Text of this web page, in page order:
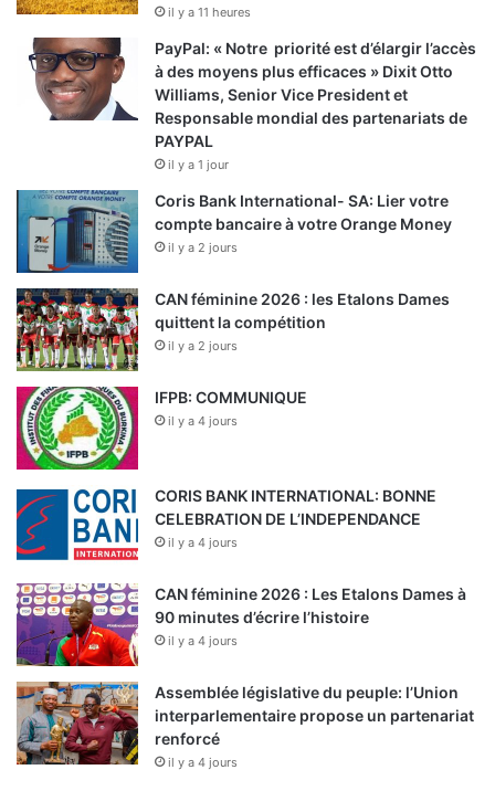
il y a 11 heures
PayPal: « Notre priorité est d’élargir l’accès
à des moyens plus efficaces » Dixit Otto
Williams, Senior Vice President et
Responsable mondial des partenariats de
PAYPAL
il y a 1 jour
Coris Bank International- SA: Lier votre
compte bancaire à votre Orange Money
il y a 2 jours
CAN féminine 2026 : les Etalons Dames
quittent la compétition
il y a 2 jours
IFPB: COMMUNIQUE
il y a 4 jours
CORIS BANK INTERNATIONAL: BONNE
CELEBRATION DE L’INDEPENDANCE
il y a 4 jours
CAN féminine 2026 : Les Etalons Dames à
90 minutes d’écrire l’histoire
il y a 4 jours
Assemblée législative du peuple: l’Union
interparlementaire propose un partenariat
renforcé
il y a 4 jours